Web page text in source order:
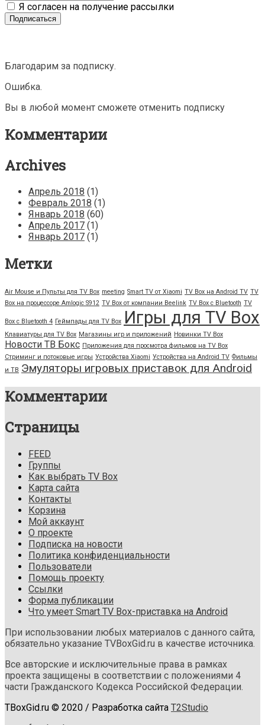
Я согласен на получение рассылки
Благодарим за подписку.
Ошибка.
Вы в любой момент сможете отменить подписку
Комментарии
Archives
Апрель 2018 (1)
Февраль 2018 (1)
Январь 2018 (60)
Апрель 2017 (1)
Январь 2017 (1)
Метки
Air Mouse и Пульты для TV Box meeting Smart TV от Xiaomi TV Box на Android TV TV
Box на процессоре Amlogic S912 TV Box от компании Beelink TV Box с Bluetooth TV
Box с Bluetooth 4 Геймпады для TV Box Игры для TV Box
Клавиатуры для TV Box Магазины игр и приложений Новинки TV Box
Новости ТВ Бокс Приложения для просмотра фильмов на TV Box
Стриминг и потоковые игры Устройства Xiaomi Устройства на Android TV Фильмы
и ТВ Эмуляторы игровых приставок для Android
Комментарии
Страницы
FEED
Группы
Как выбрать TV Box
Карта сайта
Контакты
Корзина
Мой аккаунт
О проекте
Подписка на новости
Политика конфиденциальности
Пользователи
Помощь проекту
Ссылки
Форма публикации
Что умеет Smart TV Box-приставка на Android
При использовании любых материалов с данного сайта,
обязательно указание TVBoxGid.ru в качестве источника.
Все авторские и исключительные права в рамках
проекта защищены в соответствии с положениями 4
части Гражданского Кодекса Российской Федерации.
TBoxGid.ru © 2020 / Разработка сайта T2Studio